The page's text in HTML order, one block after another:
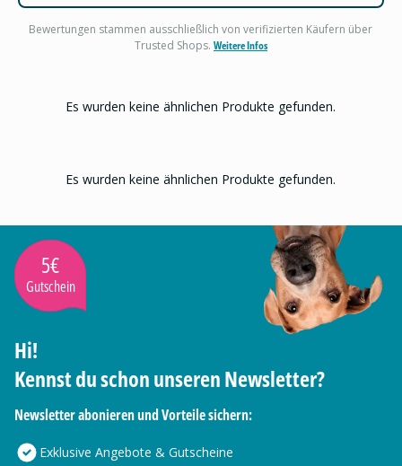
Bewertungen stammen ausschließlich von verifizierten Käufern über
Trusted Shops. Weitere Infos
Es wurden keine ähnlichen Produkte gefunden.
Es wurden keine ähnlichen Produkte gefunden.
5€
Gutschein
Hi!
Kennst du schon unseren Newsletter?
Newsletter abonieren und Vorteile sichern:
Exklusive Angebote & Gutscheine